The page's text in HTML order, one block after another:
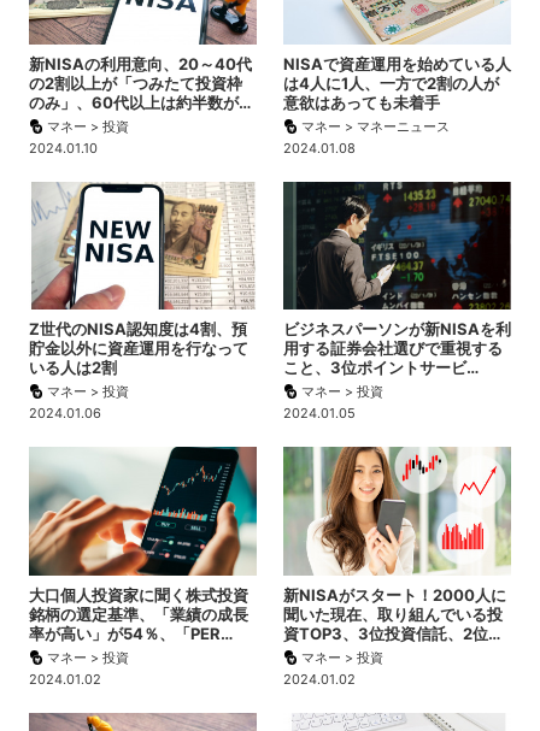
新NISAの利用意向、20～40代
の2割以上が「つみたて投資枠
のみ」、60代以上は約半数が…
マネー > 投資
2024.01.10
NISAで資産運用を始めている人
は4人に1人、一方で2割の人が
意欲はあっても未着手
マネー > マネーニュース
2024.01.08
Z世代のNISA認知度は4割、預
貯金以外に資産運用を行なって
いる人は2割
マネー > 投資
2024.01.06
ビジネスパーソンが新NISAを利
用する証券会社選びで重視する
こと、3位ポイントサービ…
マネー > 投資
2024.01.05
大口個人投資家に聞く株式投資
銘柄の選定基準、「業績の成長
率が高い」が54％、「PER…
マネー > 投資
2024.01.02
新NISAがスタート！2000人に
聞いた現在、取り組んでいる投
資TOP3、3位投資信託、2位…
マネー > 投資
2024.01.02